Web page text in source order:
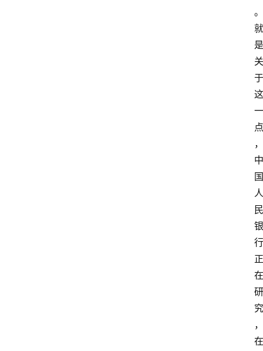
。
就
是
关
于
这
一
点
，
中
国
人
民
银
行
正
在
研
究
，
在